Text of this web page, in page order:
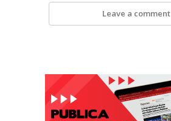
Leave a comment